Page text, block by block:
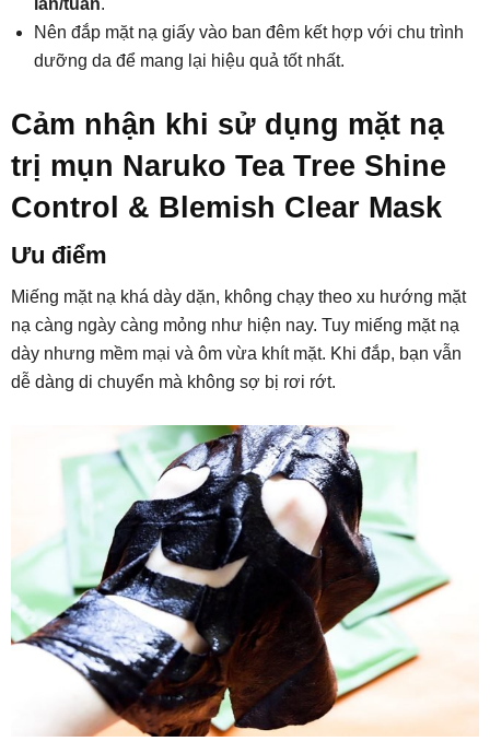
Nên đắp mặt nạ giấy vào ban đêm kết hợp với chu trình
dưỡng da để mang lại hiệu quả tốt nhất.
Cảm nhận khi sử dụng mặt nạ
trị mụn Naruko Tea Tree Shine
Control & Blemish Clear Mask
Ưu điểm
Miếng mặt nạ khá dày dặn, không chạy theo xu hướng mặt
nạ càng ngày càng mỏng như hiện nay. Tuy miếng mặt nạ
dày nhưng mềm mại và ôm vừa khít mặt. Khi đắp, bạn vẫn
dễ dàng di chuyển mà không sợ bị rơi rớt.